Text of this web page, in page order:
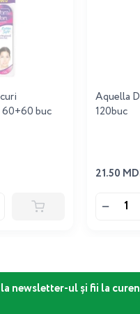
60+60 buc
Aquella
120buc
21.50
newsletter-ul și fii la